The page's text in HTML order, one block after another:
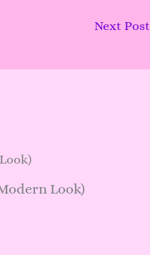
Next Post
Look)